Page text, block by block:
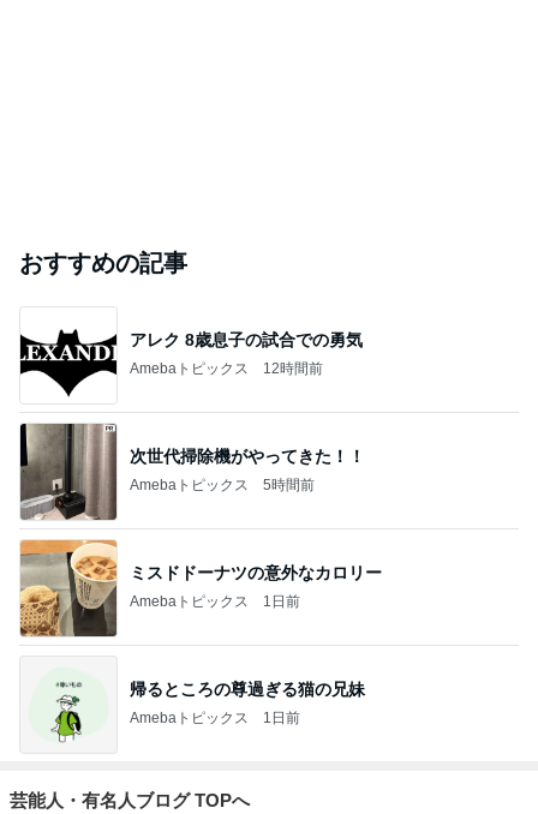
おすすめの記事
アレク 8歳息子の試合での勇気
Amebaトピックス 12時間前
次世代掃除機がやってきた！！
Amebaトピックス 5時間前
ミスドドーナツの意外なカロリー
Amebaトピックス 1日前
帰るところの尊過ぎる猫の兄妹
Amebaトピックス 1日前
芸能人・有名人ブログ TOPへ